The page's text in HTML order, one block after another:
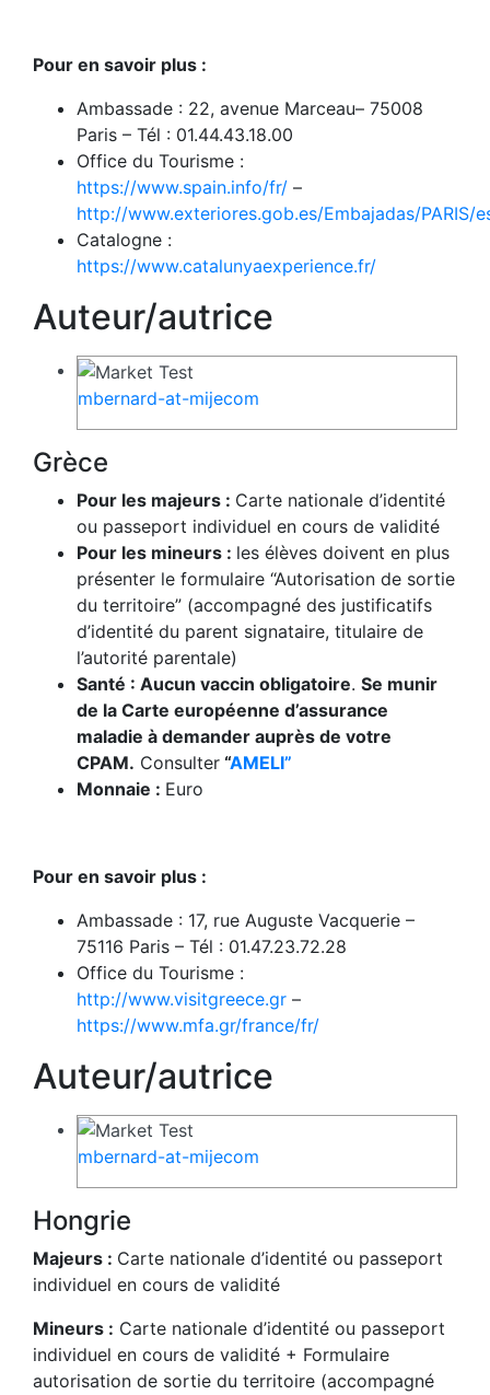
Pour en savoir plus :
Ambassade : 22, avenue Marceau– 75008
Paris – Tél : 01.44.43.18.00
Office du Tourisme :
https://www.spain.info/fr/ –
http://www.exteriores.gob.es/Embajadas/PARIS/
Catalogne :
https://www.catalunyaexperience.fr/
Auteur/autrice
mbernard-at-mijecom
Grèce
Pour les majeurs : Carte nationale d’identité
ou passeport individuel en cours de validité
Pour les mineurs : les élèves doivent en plus
présenter le formulaire “Autorisation de sortie
du territoire” (accompagné des justificatifs
d’identité du parent signataire, titulaire de
l’autorité parentale)
Santé : Aucun vaccin obligatoire. Se munir
de la Carte européenne d’assurance
maladie à demander auprès de votre
CPAM. Consulter “AMELI”
Monnaie : Euro
Pour en savoir plus :
Ambassade : 17, rue Auguste Vacquerie –
75116 Paris – Tél : 01.47.23.72.28
Office du Tourisme :
http://www.visitgreece.gr –
https://www.mfa.gr/france/fr/
Auteur/autrice
mbernard-at-mijecom
Hongrie
Majeurs : Carte nationale d’identité ou passeport
individuel en cours de validité
Mineurs : Carte nationale d’identité ou passeport
individuel en cours de validité + Formulaire
autorisation de sortie du territoire (accompagné